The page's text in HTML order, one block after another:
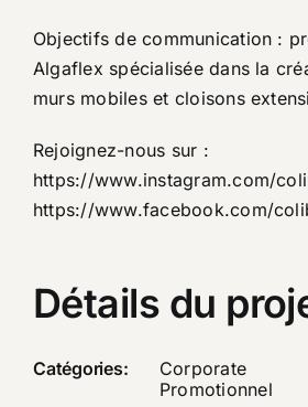
Objectifs de communication :
Algaflex spécialisée dans la
murs mobiles et cloisons
Rejoignez-nous sur :
https://www.instagram.com/
https://www.facebook.com/
Détails du
Catégories:
Corporate
Promotionnel